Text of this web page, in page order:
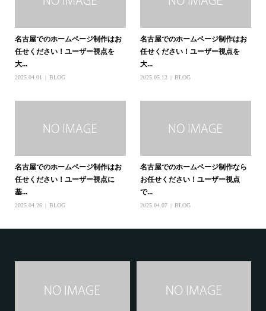
名古屋でのホームページ制作はお
任せください！ユーザー視点を
大...
2025.04.01 BLOG
名古屋でのホームページ制作はお
任せください！ユーザー視点を
大...
2025.05.12 BLOG
名古屋でのホームページ制作はお
任せください！ユーザー視点に
基...
2025.04.26 BLOG
名古屋でのホームページ制作なら
お任せください！ユーザー視点
で...
2025.04.07 BLOG